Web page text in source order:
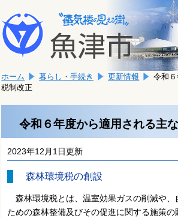
文
へ
移
ま
す。
こ
か
文
で
す。
ホーム 暮らし・手続き 更新情報
令和
税制改正
令和６年度から適用される主
2023年12月1日更新
森林環境税の創設
森林環境税とは、温室効果ガスの削減や、
ための森林整備及びその促進に関する施策の